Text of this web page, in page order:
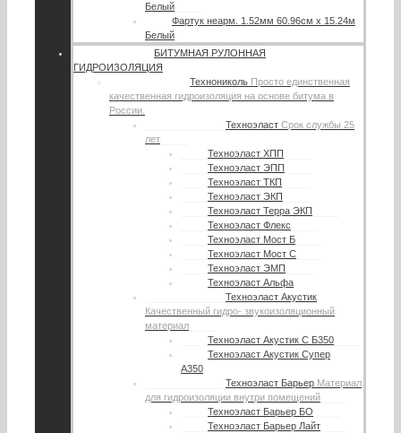
Белый
Фартук неарм. 1.52мм 60.96см х 15.24м
Белый
БИТУМНАЯ РУЛОННАЯ
ГИДРОИЗОЛЯЦИЯ
Технониколь Просто единственная
качественная гидроизоляция на основе битума в
России.
Техноэласт Срок службы 25
лет
Техноэласт ХПП
Техноэласт ЭПП
Техноэласт ТКП
Техноэласт ЭКП
Техноэласт Терра ЭКП
Техноэласт Флекс
Техноэласт Мост Б
Техноэласт Мост С
Техноэласт ЭМП
Техноэласт Альфа
Техноэласт Акустик
Качественный гидро- звукоизоляционный
материал
Техноэласт Акустик С Б350
Техноэласт Акустик Супер
А350
Техноэласт Барьер Материал
для гидроизоляции внутри помещений
Техноэласт Барьер БО
Техноэласт Барьер Лайт